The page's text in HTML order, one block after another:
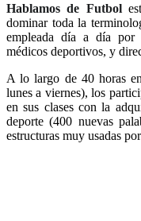
Hablamos de Futbol
dominar toda la
empleada día a día por
médicos deportivos, y
A lo largo de 40 horas
lunes a viernes), los
en sus clases con la
deporte (400 nuevas
estructuras muy usadas